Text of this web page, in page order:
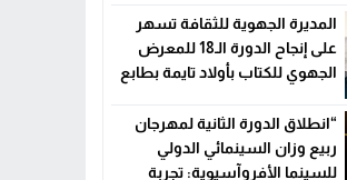
المديرة الجهوية للثقافة تسهر
على إنجاح الدورة الـ18 للمعرض
الجهوي للكتاب بأولاد تايمة بطابع
“انطلاق الدورة الثانية لمهرجان
ربيع وزان السينمائي الدولي
للسينما الأفروآسيوية: تجربة